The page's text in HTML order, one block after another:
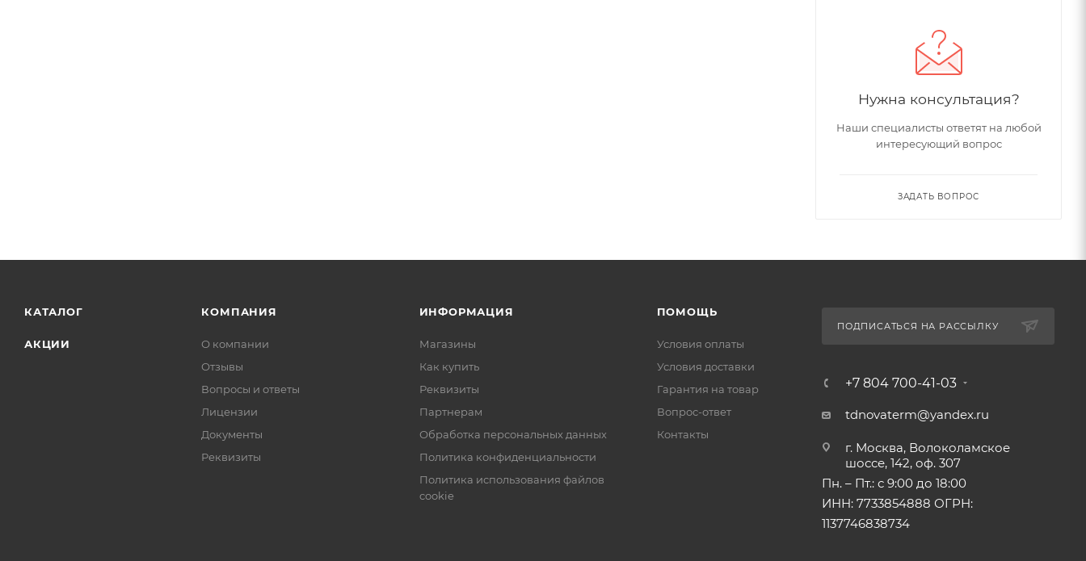
Нужна консультация?
Наши специалисты ответят на любой
интересующий вопрос
ЗАДАТЬ ВОПРОС
КАТАЛОГ
АКЦИИ
КОМПАНИЯ
О компании
Отзывы
Вопросы и ответы
Лицензии
Документы
Реквизиты
ИНФОРМАЦИЯ
Магазины
Как купить
Реквизиты
Партнерам
Обработка персональных данных
Политика конфиденциальности
Политика использования файлов
cookie
ПОМОЩЬ
Условия оплаты
Условия доставки
Гарантия на товар
Вопрос-ответ
Контакты
ПОДПИСАТЬСЯ НА РАССЫЛКУ
+7 804 700-41-03
tdnovaterm@yandex.ru
г. Москва, Волоколамское
шоссе, 142, оф. 307
Пн. – Пт.: с 9:00 до 18:00
ИНН: 7733854888 ОГРН:
1137746838734